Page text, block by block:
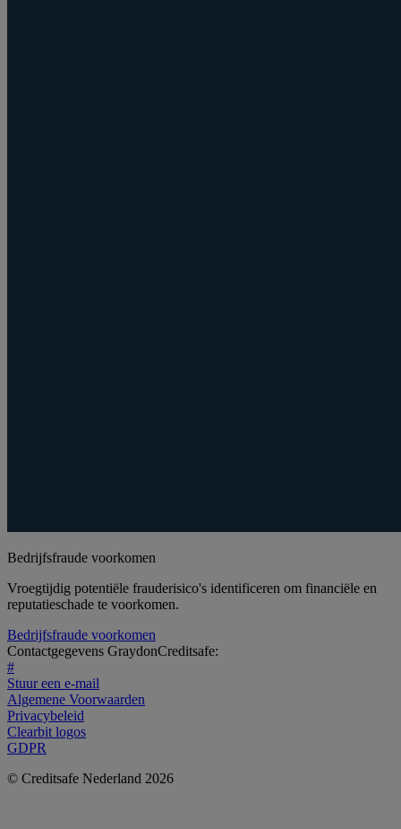
Bedrijfsfraude voorkomen
Vroegtijdig potentiële frauderisico's identificeren om financiële en
reputatieschade te voorkomen.
Bedrijfsfraude voorkomen
Contactgegevens GraydonCreditsafe:
#
Stuur een e-mail
Algemene Voorwaarden
Privacybeleid
Clearbit logos
GDPR
© Creditsafe Nederland 2026